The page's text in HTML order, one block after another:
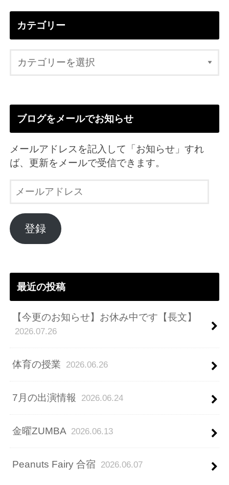
カテゴリー
ブログをメールでお知らせ
メールアドレスを記入して「お知らせ」すれ
ば、更新をメールで受信できます。
ル
ア
ド
登録
最近の投稿
【今更のお知らせ】お休み中です【長文】
2026.07.26
体育の授業 2026.06.26
7月の出演情報 2026.06.24
金曜ZUMBA 2026.06.13
Peanuts Fairy 合宿 2026.06.07